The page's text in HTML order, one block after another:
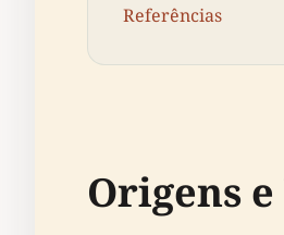
Referências
Origens